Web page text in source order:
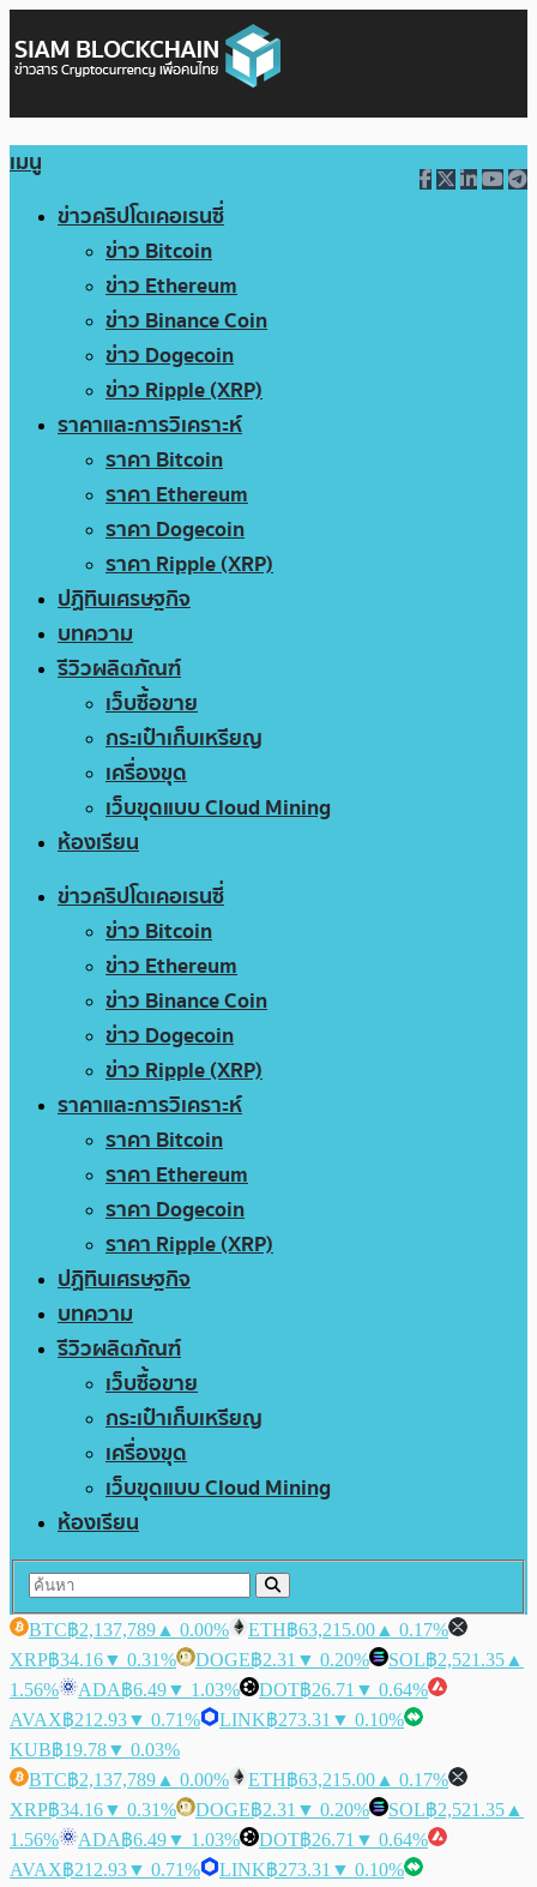
เมนู
ข่าวคริปโตเคอเรนซี่
ข่าว Bitcoin
ข่าว Ethereum
ข่าว Binance Coin
ข่าว Dogecoin
ข่าว Ripple (XRP)
ราคาและการวิเคราะห์
ราคา Bitcoin
ราคา Ethereum
ราคา Dogecoin
ราคา Ripple (XRP)
ปฏิทินเศรษฐกิจ
บทความ
รีวิวผลิตภัณฑ์
เว็บซื้อขาย
กระเป๋าเก็บเหรียญ
เครื่องขุด
เว็บขุดแบบ Cloud Mining
ห้องเรียน
ข่าวคริปโตเคอเรนซี่
ข่าว Bitcoin
ข่าว Ethereum
ข่าว Binance Coin
ข่าว Dogecoin
ข่าว Ripple (XRP)
ราคาและการวิเคราะห์
ราคา Bitcoin
ราคา Ethereum
ราคา Dogecoin
ราคา Ripple (XRP)
ปฏิทินเศรษฐกิจ
บทความ
รีวิวผลิตภัณฑ์
เว็บซื้อขาย
กระเป๋าเก็บเหรียญ
เครื่องขุด
เว็บขุดแบบ Cloud Mining
ห้องเรียน
BTC฿2,137,789 ▲ 0.00% ETH฿63,215.00 ▲ 0.17%
XRP฿34.16▼ 0.31% DOGE฿2.31 ▼ 0.20% SOL฿2,521.35 ▲
1.56%
ADA฿6.49▼ 1.03% DOT฿26.71 ▼ 0.64%
AVAX฿212.93▼ 0.71% LINK฿273.31 ▼ 0.10%
KUB฿19.78▼ 0.03%
BTC฿2,137,789 ▲ 0.00% ETH฿63,215.00 ▲ 0.17%
XRP฿34.16▼ 0.31% DOGE฿2.31 ▼ 0.20% SOL฿2,521.35 ▲
1.56%
ADA฿6.49▼ 1.03% DOT฿26.71 ▼ 0.64%
AVAX฿212.93▼ 0.71% LINK฿273.31 ▼ 0.10%